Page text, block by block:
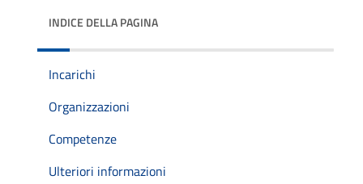
INDICE DELLA PAGINA
Incarichi
Organizzazioni
Competenze
Ulteriori informazioni